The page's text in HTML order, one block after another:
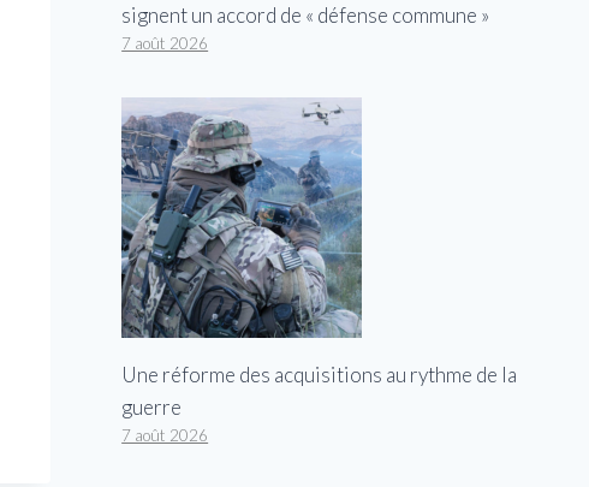
signent un accord de « défense commune »
7 août 2026
Une réforme des acquisitions au rythme de la
guerre
7 août 2026